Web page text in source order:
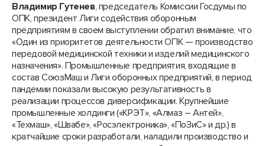
Владимир Гутенев, председатель Комиссии Госдумы по
ОПК, президент Лиги содействия оборонным
предприятиям в своем выступлении обратил внимание, что
«Один из приоритетов деятельности ОПК — производство
передовой медицинской техники и изделий медицинского
назначения». Промышленные предприятия, входящие в
состав СоюзМаш и Лиги оборонных предприятий, в период
пандемии показали высокую результативность в
реализации процессов диверсификации. Крупнейшие
промышленные холдинги («КРЭТ», «Алмаз – Антей»,
«Техмаш», «Швабе», «Росэлектроника», «ПоЗиС» и др.) в
кратчайшие сроки разработали, наладили производство и